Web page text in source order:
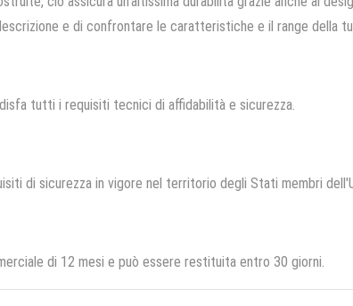
e di confrontare le caratteristiche e il range della
tutti i requisiti tecnici di affidabilità e sicurezza.
di sicurezza in vigore nel territorio degli Stati membri
di 12 mesi e può essere restituita entro 30 giorni.